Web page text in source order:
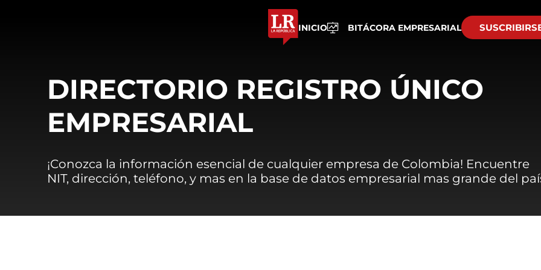
INICIO BITÁCORA EMPRESARIAL
DIRECTORIO REGISTRO ÚNICO
EMPRESARIAL
¡Conozca la información esencial de cualquier empresa de Colombia! Encuentre
NIT, dirección, teléfono, y mas en la base de datos empresarial mas grande del